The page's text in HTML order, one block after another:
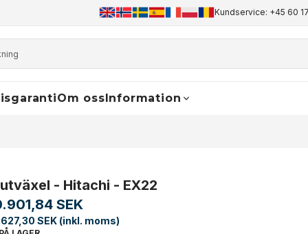
+45 60 17 81 50 info@finaldrive-trackmotors.com WhatsApp
Kundservice: +45 60
Om ossInformation
- Hitachi - EX22
SEK
SEK (inkl. moms)